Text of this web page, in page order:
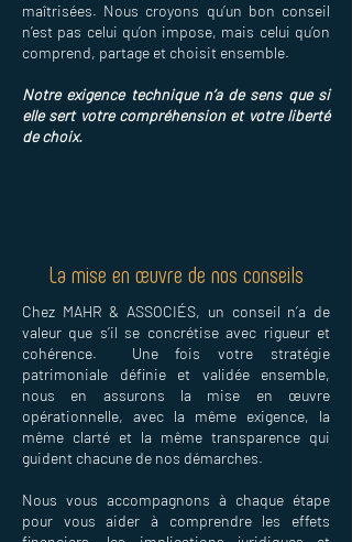
maîtrisées. Nous croyons qu’un bon conseil
n’est pas celui qu’on impose, mais celui qu’on
comprend, partage et choisit ensemble.
Notre exigence technique n’a de sens que si
elle sert votre compréhension et votre liberté
de choix.
La mise en œuvre de nos conseils
Chez MAHR & ASSOCIÉS, un conseil n’a de
valeur que s’il se concrétise avec rigueur et
cohérence. Une fois votre stratégie
patrimoniale définie et validée ensemble,
nous en assurons la mise en œuvre
opérationnelle, avec la même exigence, la
même clarté et la même transparence qui
guident chacune de nos démarches.
Nous vous accompagnons à chaque étape
pour vous aider à comprendre les effets